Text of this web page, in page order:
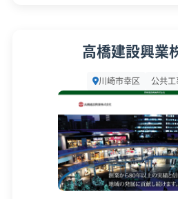
運搬計画の大きな課題です
幸区の解体工事で出たコン
といった産業廃棄物は、主に
町など）にある大規模な中
22-47
設立日 1973年11月
資本金 300万円
電話番号 044-522-
高橋建設興業
川崎市幸区 公共工